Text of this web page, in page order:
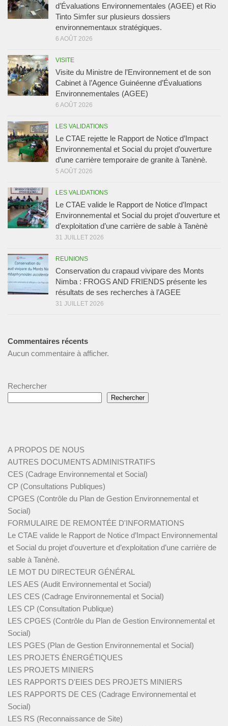
d’Évaluations Environnementales (AGEE) et Rio
Tinto Simfer sur plusieurs dossiers
environnementaux stratégiques.
6 AOÛT 2026
VISITE
Visite du Ministre de l’Environnement et de son
Cabinet à l’Agence Guinéenne d’Évaluations
Environnementales (AGEE)
6 AOÛT 2026
LES VALIDATIONS
Le CTAE rejette le Rapport de Notice d’Impact
Environnemental et Social du projet d’ouverture
d’une carrière temporaire de granite à Tanènè.
5 AOÛT 2026
LES VALIDATIONS
Le CTAE valide le Rapport de Notice d’Impact
Environnemental et Social du projet d’ouverture et
d’exploitation d’une carrière de sable à Tanènè
31 JUILLET 2026
REUNIONS
Conservation du crapaud vivipare des Monts
Nimba : FROGS AND FRIENDS présente les
résultats de ses recherches à l’AGEE
31 JUILLET 2026
Commentaires récents
Aucun commentaire à afficher.
Rechercher
Rechercher
A PROPOS DE NOUS
AUTRES DOCUMENTS ADMINISTRATIFS
CES (Cadrage Environnemental et Social)
CP (Consultations Publiques)
CPGES (Contrôle du Plan de Gestion Environnemental et
Social)
FORMULAIRE DE REMONTÉE D'INFORMATIONS
Le CTAE valide le Rapport de Notice d’Impact Environnemental
et Social du projet d’ouverture et d’exploitation d’une carrière de
sable à Tanènè.
LE MOT DU DIRECTEUR GÉNÉRAL
LES AES (Audit Environnemental et Social)
LES CES (Cadrage Environnemental et Social)
LES CP (Consultation Publique)
LES CPGES (Contrôle du Plan de Gestion Environnemental et
Social)
LES PGES (Plan de Gestion Environnemental et Social)
LES PROJETS ÉNERGÉTIQUES
LES PROJETS MINIERS
LES RAPPORTS D'EIES DES PROJETS MINIERS
LES RAPPORTS DE CES (Cadrage Environnemental et
Social)
LES RS (Reconnaissance de Site)